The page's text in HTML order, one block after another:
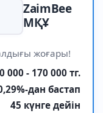
ZaimBee
МҚҰ
жоғары!
000 - 170 000 тг.
дан бастап
45 күнге дейін